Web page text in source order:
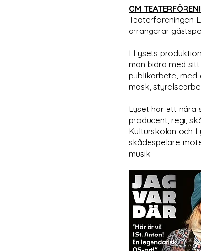
OM
Teaterföreningen
arrangerar
I Lysets
man bidra med
publikarbete, med
mask,
Lyset har ett nära
producent, regi,
Kulturskolan och
skådespelare
musik.